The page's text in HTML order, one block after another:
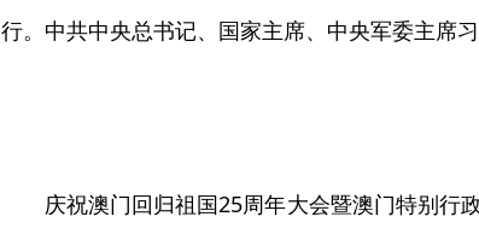
行。中共中央总书记、国家主席、中央军委主席
庆祝澳门回归祖国25周年大会暨澳门特别行